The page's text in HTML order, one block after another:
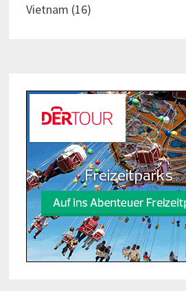
Vietnam (16)